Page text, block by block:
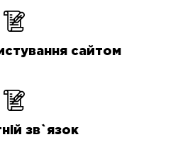
сайтом
зв`язок